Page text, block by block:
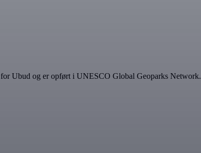
Ubud og er opført i UNESCO Global Geoparks Network.